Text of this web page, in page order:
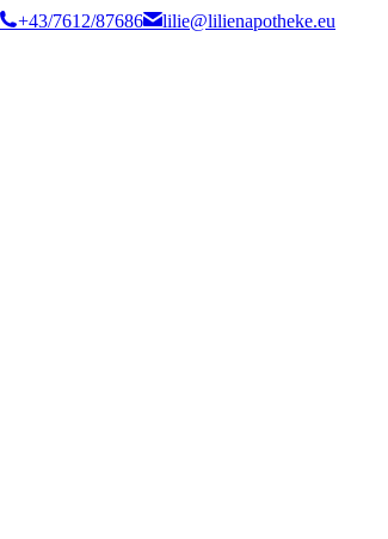
+43/7612/87686
lilie@lilienapotheke.eu